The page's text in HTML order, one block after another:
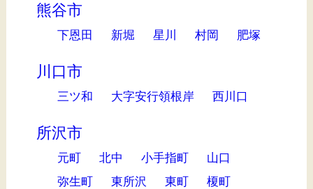
熊谷市
下恩田 新堀 星川 村岡 肥塚
川口市
三ツ和 大字安行領根岸 西川口
所沢市
元町 北中 小手指町
山口
弥生町
東所沢 東町
榎町